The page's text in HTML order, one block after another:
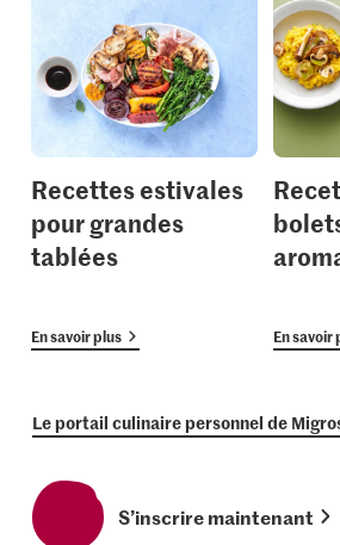
Recettes estivales
pour grandes
tablées
En savoir plus En savoir
Le portail culinaire personnel de
S’inscrire maintenant